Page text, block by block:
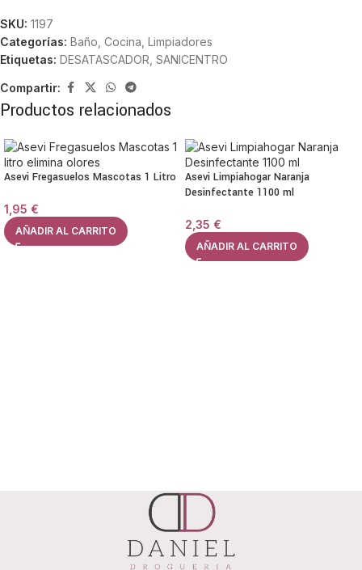
SKU: 1197
Categorías: Baño Cocina Limpiadores
Etiquetas: DESATASCADOR SANICENTRO
Compartir:
Productos relacionados
Asevi Fregasuelos Mascotas 1 Litro
1,95 €
AÑADIR AL CARRITO
Asevi Limpiahogar Naranja
Desinfectante 1100 ml
2,35 €
AÑADIR AL CARRITO